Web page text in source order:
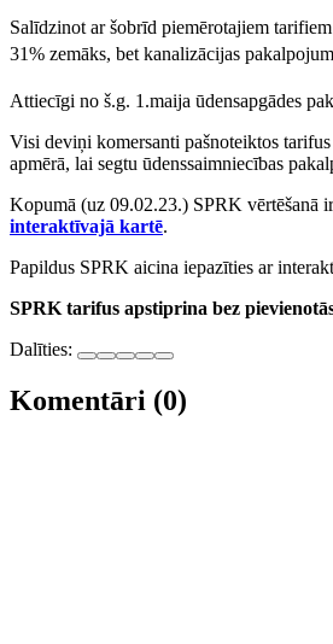
Salīdzinot ar šobrīd piemērotajiem
31% zemāks, bet kanalizācijas
Attiecīgi no š.g. 1.maija ūdensapgādes
Visi deviņi komersanti pašnoteiktos
apmērā, lai segtu ūdenssaimniecības
Kopumā (uz 09.02.23.) SPRK vērtēšanā
interaktīvajā kartē.
Papildus SPRK aicina iepazīties ar
SPRK tarifus apstiprina bez
Dalīties:
Komentāri (0)